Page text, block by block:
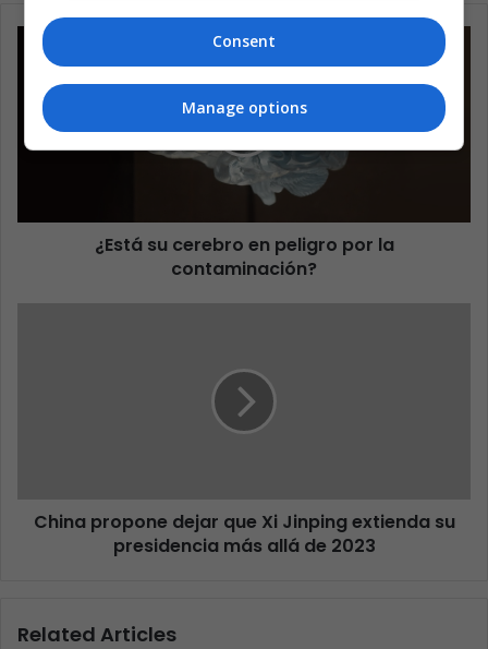
¿Está su cerebro en peligro por la
contaminación?
China propone dejar que Xi Jinping extienda su
presidencia más allá de 2023
Related Articles
Consent
Manage options